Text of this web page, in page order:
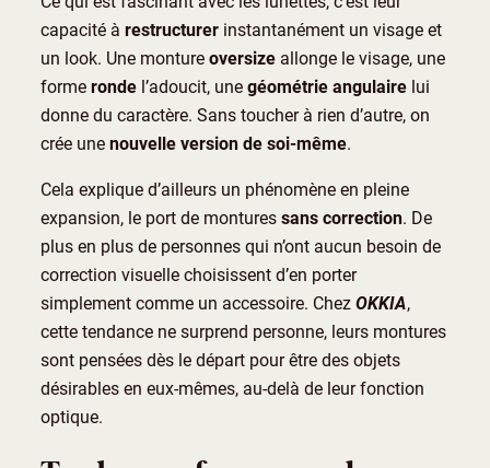
capacité à restructurer instantanément un visage et
un look. Une monture oversizeallonge le visage, une
formerondel’adoucit, une géométrie angulairelui
donne du caractère. Sans toucher à rien d’autre, on
crée une nouvelle version de soi-même.
Cela explique d’ailleurs un phénomène en pleine
expansion, le port de montures sans correction. De
plus en plus de personnes qui n’ont aucun besoin de
correction visuelle choisissent d’en porter
simplement comme un accessoire. Chez OKKIA,
cette tendance ne surprend personne, leurs montures
sont pensées dès le départ pour être des objets
désirables en eux-mêmes, au-delà de leur fonction
optique.